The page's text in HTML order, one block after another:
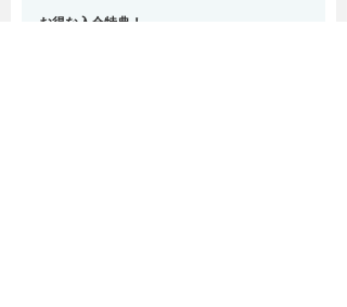
お得な入会特典！